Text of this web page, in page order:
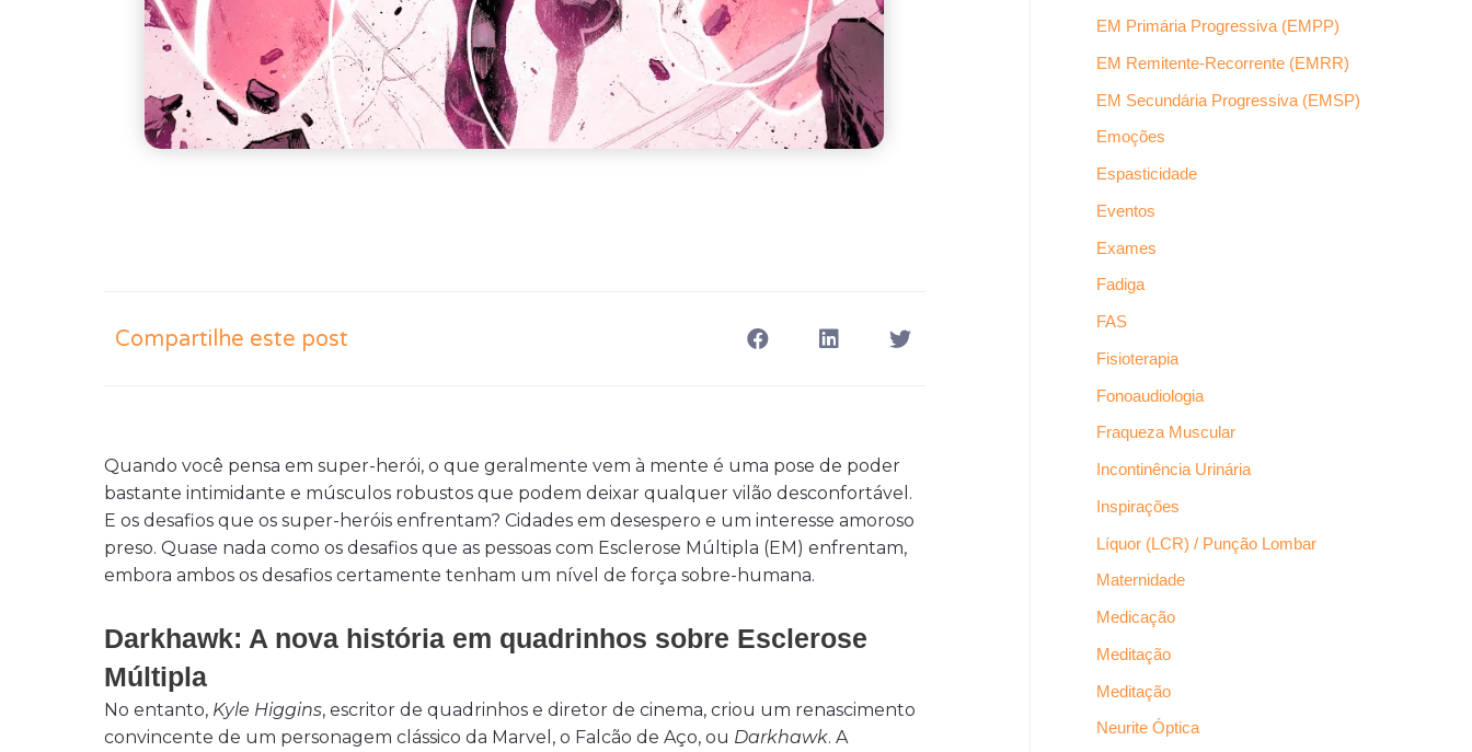
Compartilhe este post
Quando você pensa em super-herói, o que geralmente vem à mente é uma pose de poder
bastante intimidante e músculos robustos que podem deixar qualquer vilão desconfortável.
E os desafios que os super-heróis enfrentam? Cidades em desespero e um interesse amoroso
preso. Quase nada como os desafios que as pessoas com Esclerose Múltipla (EM) enfrentam,
embora ambos os desafios certamente tenham um nível de força sobre-humana.
Darkhawk: A nova história em quadrinhos sobre Esclerose
Múltipla
No entanto, Kyle Higgins, escritor de quadrinhos e diretor de cinema, criou um renascimento
convincente de um personagem clássico da Marvel, o Falcão de Aço, ou Darkhawk. A
EM Primária Progressiva (EMPP)
EM Remitente-Recorrente (EMRR)
EM Secundária Progressiva (EMSP)
Emoções
Espasticidade
Eventos
Exames
Fadiga
FAS
Fisioterapia
Fonoaudiologia
Fraqueza Muscular
Incontinência Urinária
Inspirações
Líquor (LCR) / Punção Lombar
Maternidade
Medicação
Meditação
Meditação
Neurite Óptica